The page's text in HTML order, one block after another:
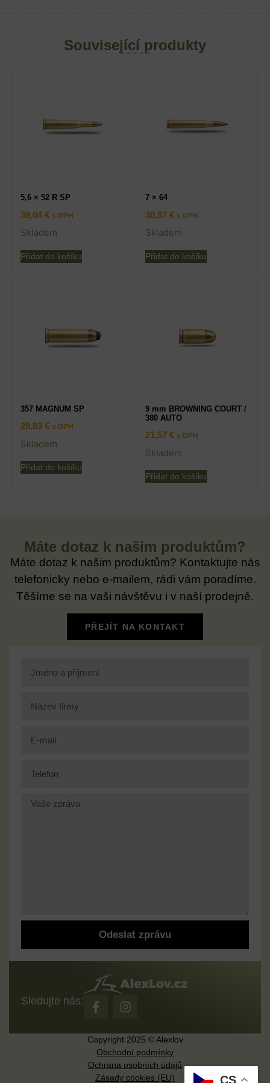
Související produkty
5,6 × 52 R SP
39,04 € s DPH
Skladem
Přidat do košíku
7 × 64
30,87 € s DPH
Skladem
Přidat do košíku
357 MAGNUM SP
28,83 € s DPH
Skladem
Přidat do košíku
9 mm BROWNING COURT /
380 AUTO
21,57 € s DPH
Skladem
Přidat do košíku
Máte dotaz k našim produktům?
Máte dotaz k našim produktům? Kontaktujte nás
telefonicky nebo e-mailem, rádi vám poradíme.
Těšíme se na vaši návštěvu i v naší prodejně.
PŘEJÍT NA KONTAKT
Odeslat zprávu
Sledujte nás:
Copyright 2025 © Alexlov
Obchodní podmínky
Ochrana osobních údajů
Zásady cookies (EU)
CS